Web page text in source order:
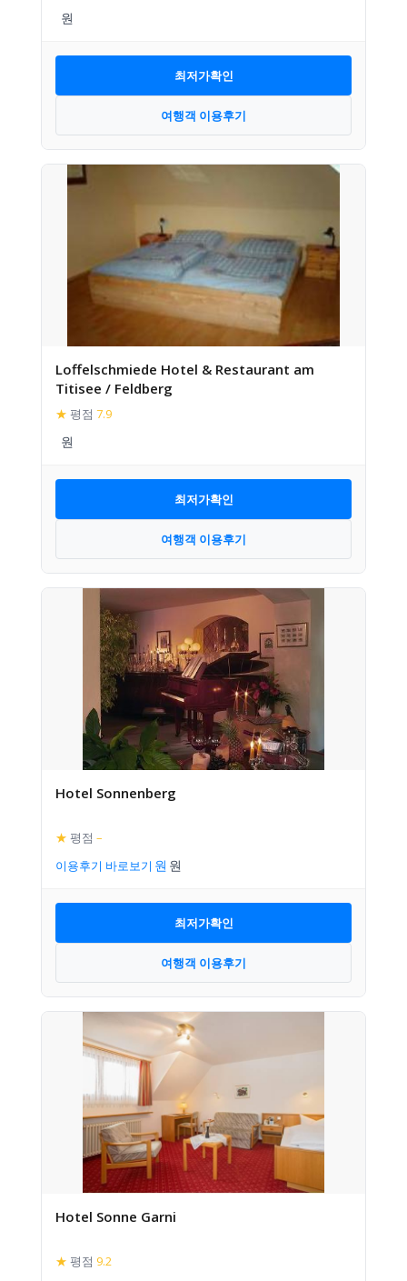
최저가확인
여행객 이용후기
Loffelschmiede Hotel & Restaurant am
Titisee / Feldberg
★ 평점 7.9
최저가확인
여행객 이용후기
Hotel Sonnenberg
★ 평점 –
이용후기 바로보기
최저가확인
여행객 이용후기
Hotel Sonne Garni
★ 평점 9.2